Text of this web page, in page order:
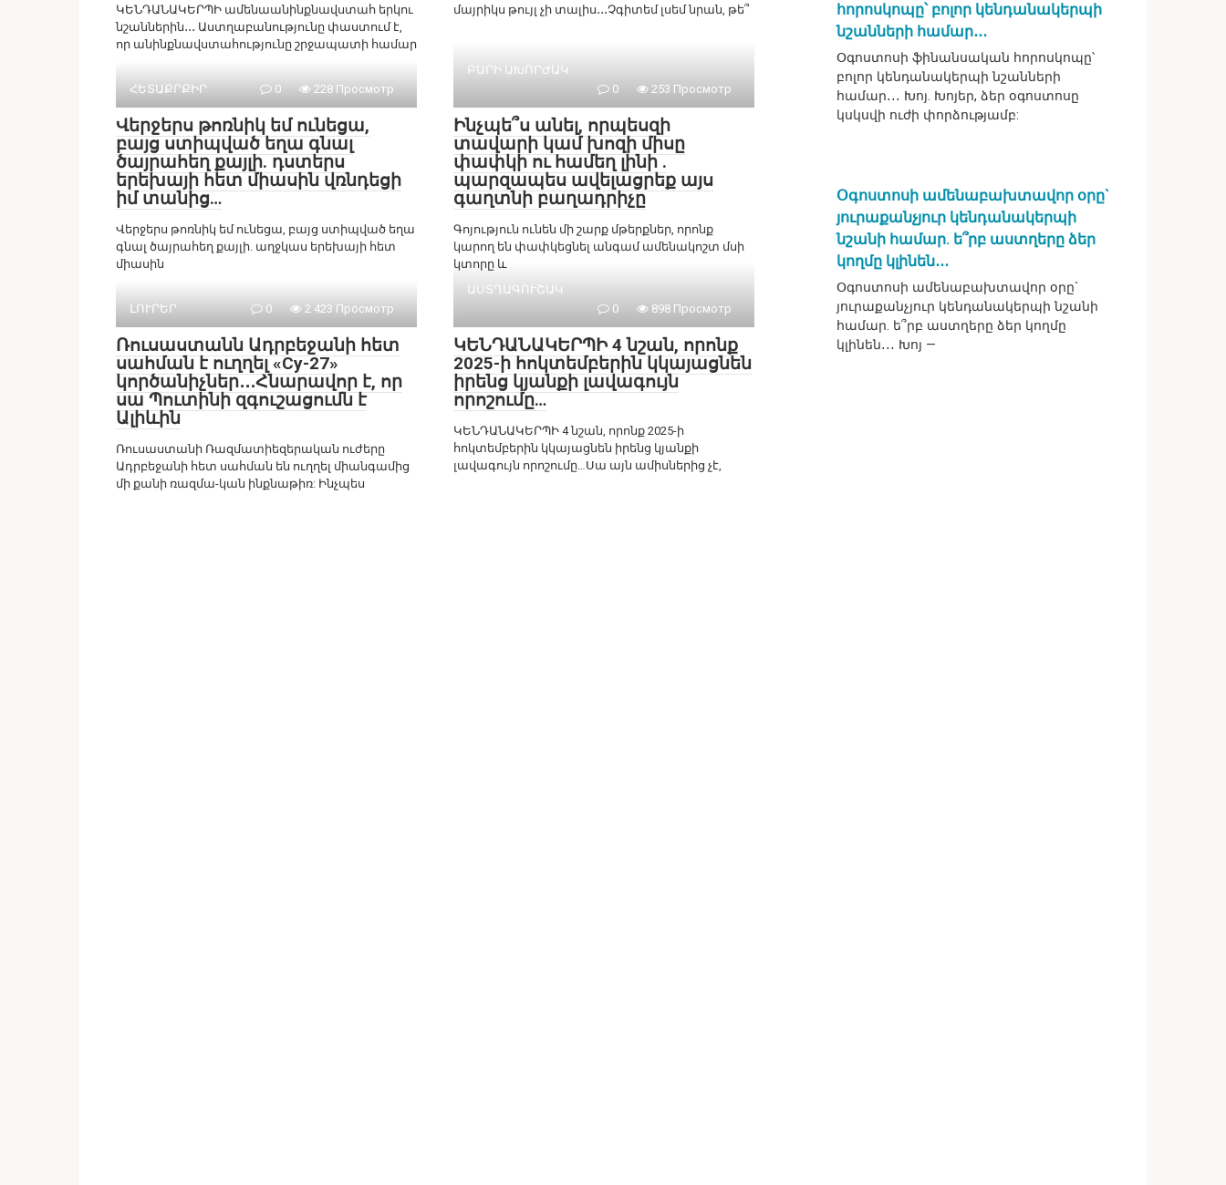
ԿԵՆԴԱՆԱԿԵՐՊԻ ամենաանինքնավստահ երկու
նշաններին․․․ Աստղաբանությունը փաստում է,
որ անինքնավստահությունը շրջապատի համար
մայրիկս թույլ չի տալիս․․․Չգիտեմ լսեմ նրան, թե՞
ՀԵՏԱՔՐՔԻՐ 0 228 Просмотр
Վերջերս թոռնիկ եմ ունեցա,
բայց ստիպված եղա գնալ
ծայրահեղ քայլի. դստերս
երեխայի հետ միասին վռնդեցի
իմ տանից…
Վերջերս թոռնիկ եմ ունեցա, բայց ստիպված եղա
գնալ ծայրահեղ քայլի. աղջկաս երեխայի հետ
միասին
ԲԱՐԻ ԱԽՈՐԺԱԿ
0
253 Просмотр
Ինչպե՞ս անել, որպեսզի
տավարի կամ խոզի միսը
փափկի ու համեղ լինի .
պարզապես ավելացրեք այս
գաղտնի բաղադրիչը
Գոյություն ունեն մի շարք մթերքներ, որոնք
կարող են փափկեցնել անգամ ամենակոշտ մսի
կտորը և
ԼՈՒՐԵՐ 0 2 423 Просмотр
Ռուսաստանն Ադրբեջանի հետ
սահման է ուղղել «Су-27»
կործանիչներ․․․Հնարավոր է, որ
սա Պուտինի զգուշացումն է
Ալիևին
Ռուսաստանի Ռազմատիեզերական ուժերը
Ադրբեջանի հետ սահման են ուղղել միանգամից
մի քանի ռազմա-կան ինքնաթիռ: Ինչպես
ԱՍՏՂԱԳՈՒՇԱԿ
0
898 Просмотр
ԿԵՆԴԱՆԱԿԵՐՊԻ 4 նշան, որոնք
2025-ի հոկտեմբերին կկայացնեն
իրենց կյանքի լավագույն
որոշումը…
ԿԵՆԴԱՆԱԿԵՐՊԻ 4 նշան, որոնք 2025-ի
հոկտեմբերին կկայացնեն իրենց կյանքի
լավագույն որոշումը…Սա այն ամիսներից չէ,
հորոսկոպը՝ բոլոր կենդանակերպի
նշանների համար․․․
Օգոստոսի ֆինանսական հորոսկոպը՝
բոլոր կենդանակերպի նշանների
համար․․․ Խոյ. Խոյեր, ձեր օգոստոսը
կսկսվի ուժի փորձությամբ:
Օգոստոսի ամենաբախտավոր օրը`
յուրաքանչյուր կենդանակերպի
նշանի համար. ե՞րբ աստղերը ձեր
կողմը կլինեն․․․
Օգոստոսի ամենաբախտավոր օրը`
յուրաքանչյուր կենդանակերպի նշանի
համար. ե՞րբ աստղերը ձեր կողմը
կլինեն․․․ Խոյ —